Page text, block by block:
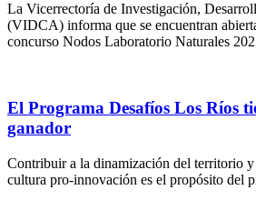
La Vicerrectoría de Investigación,
(VIDCA) informa que se encuentran
concurso Nodos Laboratorio Naturales
El Programa Desafíos Los Ríos
ganador
Contribuir a la dinamización del territorio y
cultura pro-innovación es el propósito del